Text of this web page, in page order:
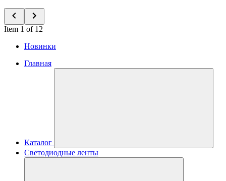
Item 1 of 12
Новинки
Главная
Каталог
Светодиодные ленты